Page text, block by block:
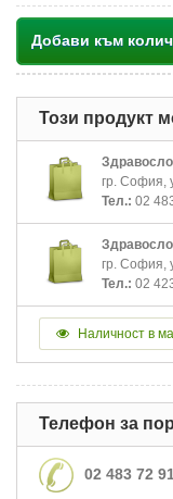
Добави към
Този продукт
гр. София,
Тел.: 02
гр. София,
Тел.: 02
Наличност в
Телефон за
02 483 72 91